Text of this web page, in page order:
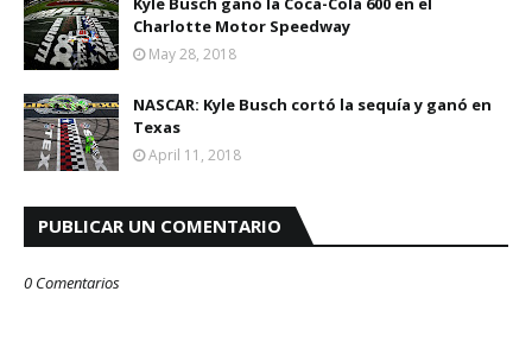
Charlotte Motor Speedway
May 28, 2018
NASCAR: Kyle Busch cortó la sequía y ganó en
Texas
April 11, 2018
PUBLICAR UN COMENTARIO
0 Comentarios